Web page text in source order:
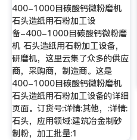
400-1000目碳酸钙微粉磨机
石头造纸用石粉加工设
备-400-1000目碳酸钙微粉磨
机 石头造纸用石粉加工设备，
研磨机，这里云集了众多的供应
商，采购商，制造商。这是
400-1000目碳酸钙微粉磨机
石头造纸用石粉加工设备的详细
页面。订货号:详情:其他，:详情:
石头，应用领域:建筑冶金制砂
制粉，加工批量:1